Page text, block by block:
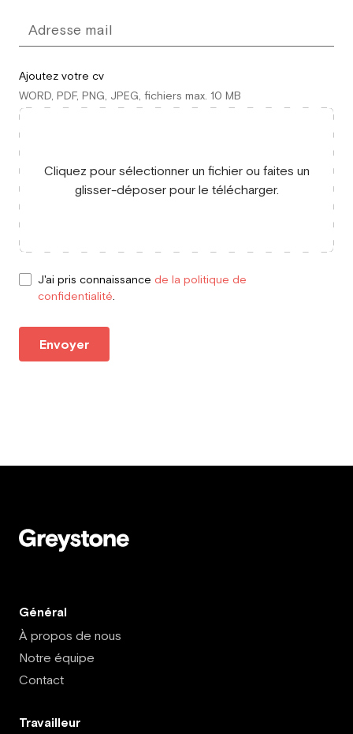
Ajoutez votre cv
WORD, PDF, PNG, JPEG, fichiers max. 10 MB
Cliquez pour sélectionner un fichier ou faites un
glisser-déposer pour le télécharger.
J'ai pris connaissance de la politique de
confidentialité
Envoyer
Général
À propos de nous
Notre équipe
Contact
Travailleur